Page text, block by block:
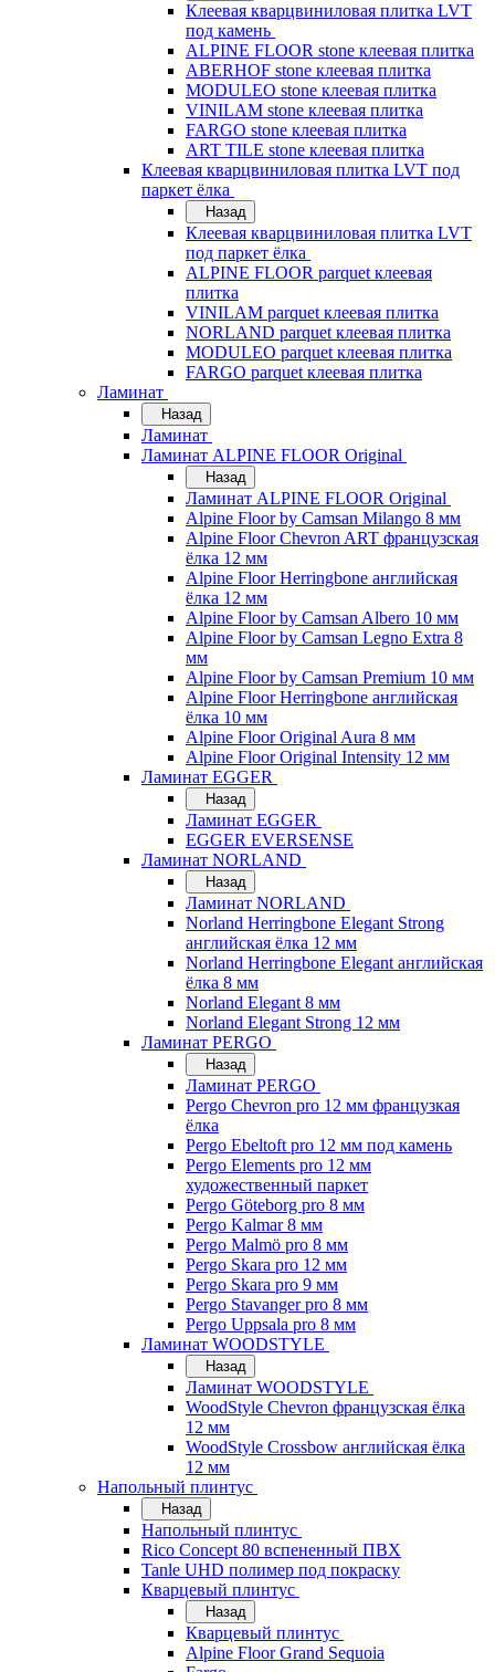
Клеевая кварцвиниловая плитка LVT
под камень
ALPINE FLOOR stone клеевая плитка
ABERHOF stone клеевая плитка
MODULEO stone клеевая плитка
VINILAM stone клеевая плитка
FARGO stone клеевая плитка
ART TILE stone клеевая плитка
Клеевая кварцвиниловая плитка LVT под
паркет ёлка
Назад
Клеевая кварцвиниловая плитка LVT
под паркет ёлка
ALPINE FLOOR parquet клеевая
плитка
VINILAM parquet клеевая плитка
NORLAND parquet клеевая плитка
MODULEO parquet клеевая плитка
FARGO parquet клеевая плитка
Ламинат
Назад
Ламинат
Ламинат ALPINE FLOOR Original
Назад
Ламинат ALPINE FLOOR Original
Alpine Floor by Camsan Milango 8 мм
Alpine Floor Chevron ART французская
ёлка 12 мм
Alpine Floor Herringbone английская
ёлка 12 мм
Alpine Floor by Camsan Albero 10 мм
Alpine Floor by Camsan Legno Extra 8
мм
Alpine Floor by Camsan Premium 10 мм
Alpine Floor Herringbone английская
ёлка 10 мм
Alpine Floor Original Aura 8 мм
Alpine Floor Original Intensity 12 мм
Ламинат EGGER
Назад
Ламинат EGGER
EGGER EVERSENSE
Ламинат NORLAND
Назад
Ламинат NORLAND
Norland Herringbone Elegant Strong
английская ёлка 12 мм
Norland Herringbone Elegant английская
ёлка 8 мм
Norland Elegant 8 мм
Norland Elegant Strong 12 мм
Ламинат PERGO
Назад
Ламинат PERGO
Pergo Chevron pro 12 мм французкая
ёлка
Pergo Ebeltoft pro 12 мм под камень
Pergo Elements pro 12 мм
художественный паркет
Pergo Göteborg pro 8 мм
Pergo Kalmar 8 мм
Pergo Malmö pro 8 мм
Pergo Skara pro 12 мм
Pergo Skara pro 9 мм
Pergo Stavanger pro 8 мм
Pergo Uppsala pro 8 мм
Ламинат WOODSTYLE
Назад
Ламинат WOODSTYLE
WoodStyle Chevron французская ёлка
12 мм
WoodStyle Crossbow английская ёлка
12 мм
Напольный плинтус
Назад
Напольный плинтус
Rico Concept 80 вспененный ПВХ
Tanle UHD полимер под покраску
Кварцевый плинтус
Назад
Кварцевый плинтус
Alpine Floor Grand Sequoia